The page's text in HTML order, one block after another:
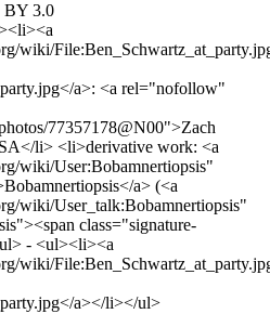
BY 3.0
wiki/
a>: <a rel="nofollow"
77357178@N00">Zach
li> <li>derivative work: <a
wiki/User:Bobamnertiopsis"
a> (<a
wiki/User_talk:Bobamnertiopsis"
class="signature-
- <ul><li><a
wiki/
a></li></ul>